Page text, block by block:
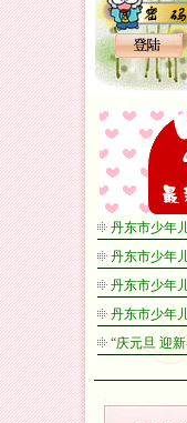
丹东市少年
丹东市少年
丹东市少年
丹东市少年
“庆元旦 迎